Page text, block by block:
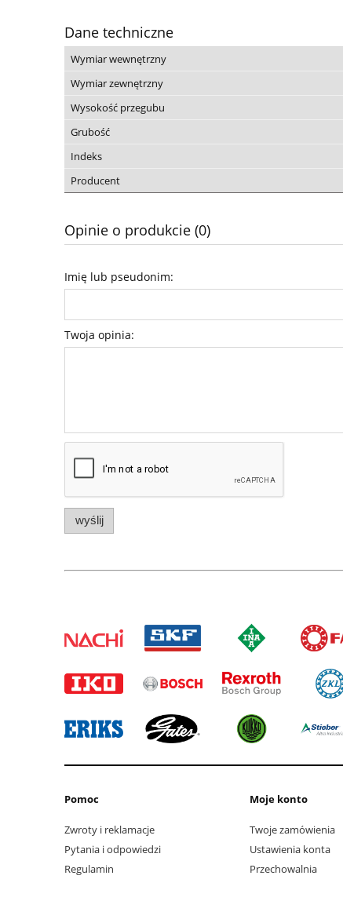
Dane techniczne
Wymiar wewnętrzny
Wymiar zewnętrzny
Wysokość przegubu
Grubość
Indeks
Producent
Opinie o produkcie (0)
Imię lub pseudonim:
Twoja opinia:
wyślij
Pomoc
Zwroty i reklamacje
Pytania i odpowiedzi
Regulamin
Moje konto
Twoje zamówienia
Ustawienia konta
Przechowalnia